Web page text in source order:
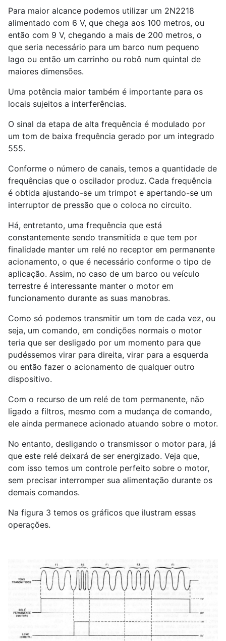
Para maior alcance podemos utilizar um 2N2218
alimentado com 6 V, que chega aos 100 metros, ou
então com 9 V, chegando a mais de 200 metros, o
que seria necessário para um barco num pequeno
lago ou então um carrinho ou robô num quintal de
maiores dimensões.
Uma potência maior também é importante para os
locais sujeitos a interferências.
O sinal da etapa de alta frequência é modulado por
um tom de baixa frequência gerado por um integrado
555.
Conforme o número de canais, temos a quantidade de
frequências que o oscilador produz. Cada frequência
é obtida ajustando-se um trimpot e apertando-se um
interruptor de pressão que o coloca no circuito.
Há, entretanto, uma frequência que está
constantemente sendo transmitida e que tem por
finalidade manter um relé no receptor em permanente
acionamento, o que é necessário conforme o tipo de
aplicação. Assim, no caso de um barco ou veículo
terrestre é interessante manter o motor em
funcionamento durante as suas manobras.
Como só podemos transmitir um tom de cada vez, ou
seja, um comando, em condições normais o motor
teria que ser desligado por um momento para que
pudéssemos virar para direita, virar para a esquerda
ou então fazer o acionamento de qualquer outro
dispositivo.
Com o recurso de um relé de tom permanente, não
ligado a filtros, mesmo com a mudança de comando,
ele ainda permanece acionado atuando sobre o motor.
No entanto, desligando o transmissor o motor para, já
que este relé deixará de ser energizado. Veja que,
com isso temos um controle perfeito sobre o motor,
sem precisar interromper sua alimentação durante os
demais comandos.
Na figura 3 temos os gráficos que ilustram essas
operações.